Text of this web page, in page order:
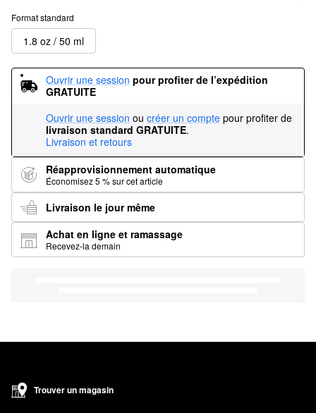
Format standard
1.8 oz / 50 ml
Ouvrir une session pour profiter de l’expédition
GRATUITE
Ouvrir une session ou créer un compte pour profiter de
livraison standard GRATUITE.
Livraison et retours
Réapprovisionnement automatique
Économisez 5 % sur cet article
Livraison le jour même
Achat en ligne et ramassage
Recevez-la demain
Trouver un magasin